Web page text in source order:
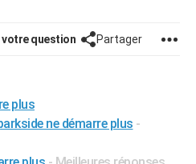
votre question Partager
plus
ne démarre plus -